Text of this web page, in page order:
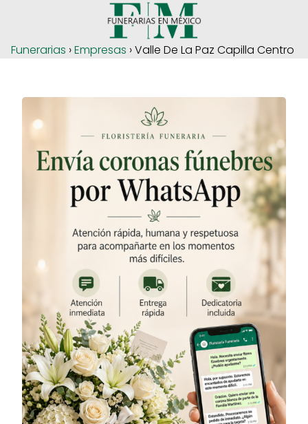
Funerarias ›Empresas › Valle De La Paz Capilla Centro